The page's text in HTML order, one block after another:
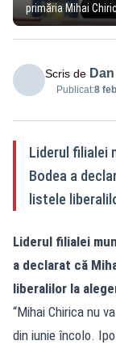
primăria Mihai
Scris de
Publicat:8
Liderul filialei
Bodea a
listele
Liderul filialei
a declarat că
liberalilor la
“Mihai Chirica nu
din iunie încolo.